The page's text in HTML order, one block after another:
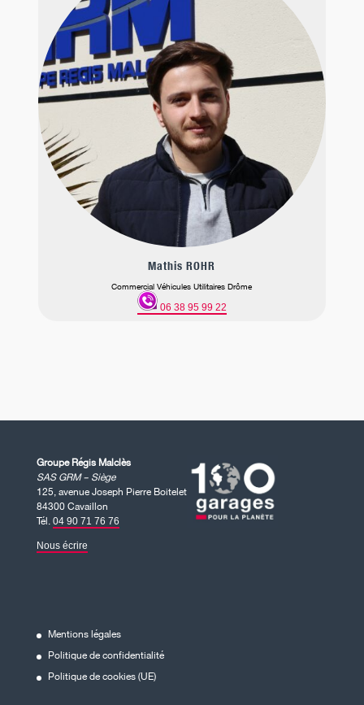
Mathis ROHR
Commercial Véhicules Utilitaires Drôme
06 38 95 99 22
Groupe Régis Malclès
SAS GRM – Siège
125, avenue Joseph Pierre Boitelet
84300 Cavaillon
Tél. 04 90 71 76 76
Nous écrire
Mentions légales
Politique de confidentialité
Politique de cookies (UE)